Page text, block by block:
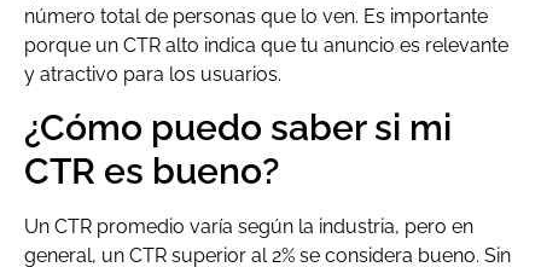
número total de personas que lo ven. Es importante
porque un CTR alto indica que tu anuncio es relevante
y atractivo para los usuarios.
¿Cómo puedo saber si mi
CTR es bueno?
Un CTR promedio varía según la industria, pero en
general, un CTR superior al 2% se considera bueno. Sin